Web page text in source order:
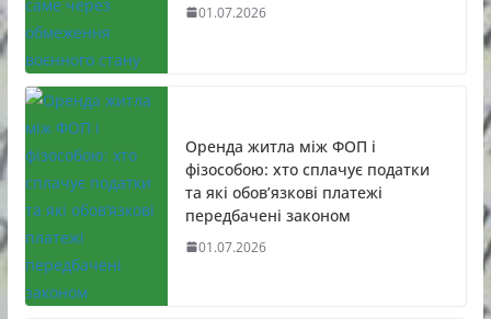
01.07.2026
Оренда житла між ФОП і
фізособою: хто сплачує податки
та які обов’язкові платежі
передбачені законом
01.07.2026